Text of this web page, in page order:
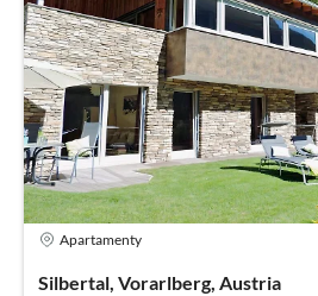
Apartamenty
Silbertal, Vorarlberg, Austria